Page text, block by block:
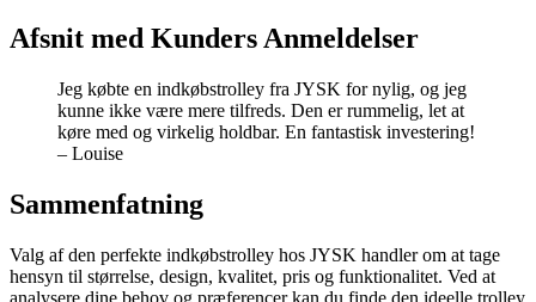
Afsnit med Kunders Anmeldelser
Jeg købte en indkøbstrolley fra JYSK for nylig, og jeg
kunne ikke være mere tilfreds. Den er rummelig, let at
køre med og virkelig holdbar. En fantastisk investering!
– Louise
Sammenfatning
Valg af den perfekte indkøbstrolley hos JYSK handler om at tage
hensyn til størrelse, design, kvalitet, pris og funktionalitet. Ved at
analysere dine behov og præferencer kan du finde den ideelle trolley